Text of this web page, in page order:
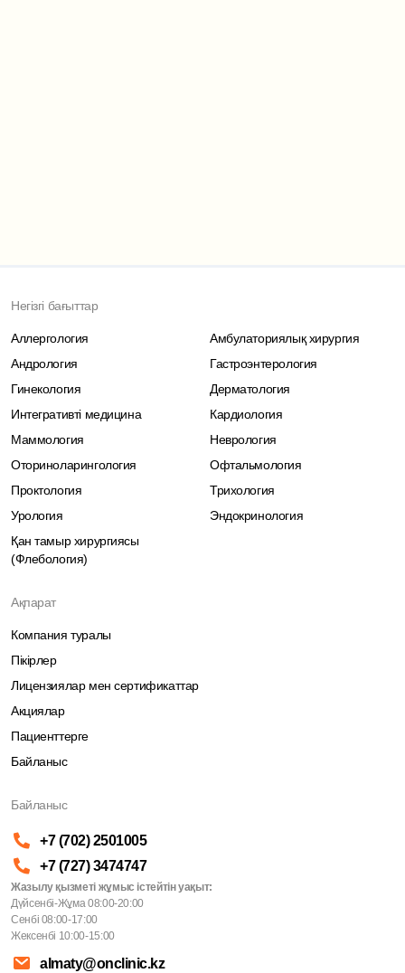
Негізгі бағыттар
Аллергология
Амбулаториялық хирургия
Андрология
Гастроэнтерология
Гинекология
Дерматология
Интегративті медицина
Кардиология
Маммология
Неврология
Оториноларингология
Офтальмология
Проктология
Трихология
Урология
Эндокринология
Қан тамыр хирургиясы
(Флебология)
Ақпарат
Компания туралы
Пікірлер
Лицензиялар мен сертификаттар
Акциялар
Пациенттерге
Байланыс
Байланыс
+7 (702) 2501005
+7 (727) 3474747
Жазылу қызметі жұмыс істейтін уақыт:
Дүйсенбі-Жұма 08:00-20:00
Сенбі 08:00-17:00
Жексенбі 10:00-15:00
almaty@onclinic.kz